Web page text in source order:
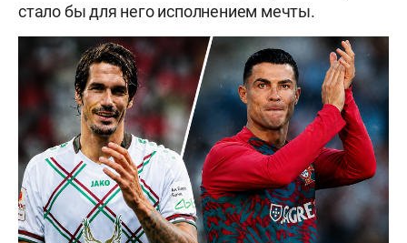
стало бы для него исполнением мечты.